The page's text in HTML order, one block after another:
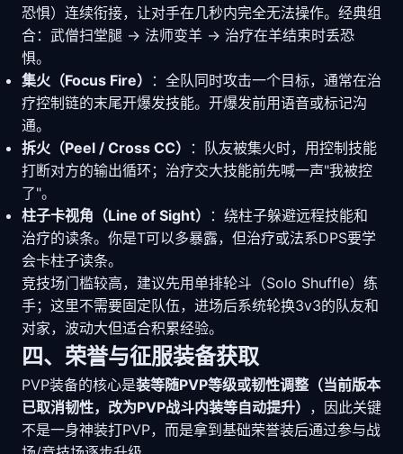
恐惧）连续衔接，让对手在几秒内完全无法操作。经典组
合：武僧扫堂腿 → 法师变羊 → 治疗在羊结束时丢恐
惧。
集火（Focus Fire）
：全队同时攻击一个目标，通常在治
疗控制链的末尾开爆发技能。开爆发前用语音或标记沟
通。
拆火（Peel / Cross CC）
：队友被集火时，用控制技能
打断对方的输出循环；治疗交大技能前先喊一声"我被控
了"。
柱子卡视角（Line of Sight）
：绕柱子躲避远程技能和
治疗的读条。你是T可以多暴露，但治疗或法系DPS要学
会卡柱子读条。
竞技场门槛较高，建议先用单排轮斗（Solo Shuffle）练
手；这里不需要固定队伍，进场后系统轮换3v3的队友和
对家，波动大但适合积累经验。
四、荣誉与征服装备获取
PVP装备的核心是装等随PVP等级或韧性调整（当前版本
已取消韧性，改为PVP战斗内装等自动提升） ，因此关键
不是一身神装打PVP，而是拿到基础荣誉装后通过参与战